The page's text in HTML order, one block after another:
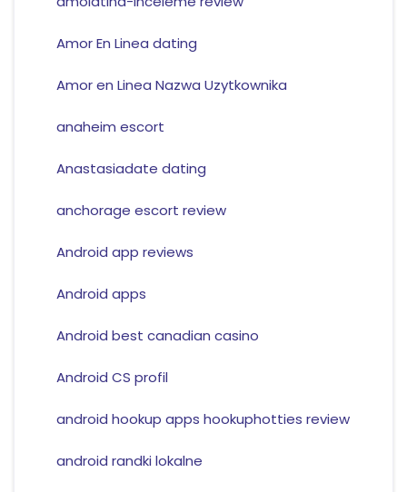
Amor En Linea dating
Amor en Linea Nazwa Uzytkownika
anaheim escort
Anastasiadate dating
anchorage escort review
Android app reviews
Android apps
Android best canadian casino
Android CS profil
android hookup apps hookuphotties review
android randki lokalne